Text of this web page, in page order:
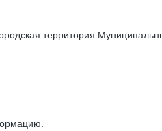
территория